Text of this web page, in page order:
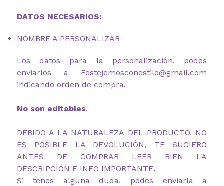
DATOS NECESARIOS:
NOMBRE A PERSONALIZAR
Los datos para la personalización, podes
enviarlos a Festejemosconestilo@gmail.com
indicando orden de compra.
No son editables.
DEBIDO A LA NATURALEZA DEL PRODUCTO, NO
ES POSIBLE LA DEVOLUCIÓN, TE SUGIERO
ANTES DE COMPRAR LEER BIEN LA
DESCRIPCIÓN E INFO IMPORTANTE.
Si tenes alguna duda, podes enviarla a